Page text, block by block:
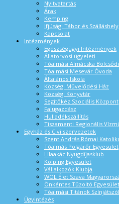
Nyitvatartás
Árak
Kemping
Ifjúsági Tábor és Szálláshely
Kapcsolat
Intézmények
Egészségügyi Intézmények
Állatorvosi ügyeleti
Tóalmási Almácska
Tóalmási Mesevár Óvoda
Általános Iskola
Községi Művelődési Ház
Községi Könyvtár
Segítőkéz Szociális Központ
Falugazdász
Hulladékszállítás
Tiszamenti Regionális
Egyház és Civilszervezetek
Szent András Római
Tóalmás Polgárőr Egyesület
Lilaakác Nyugdíjasklub
Kolping Egyesület
Vállalkozók Klubja
WOL Élet Szava
Önkéntes Tűzoltó Egyesület
Tóalmási Titánok
Ügyintézés